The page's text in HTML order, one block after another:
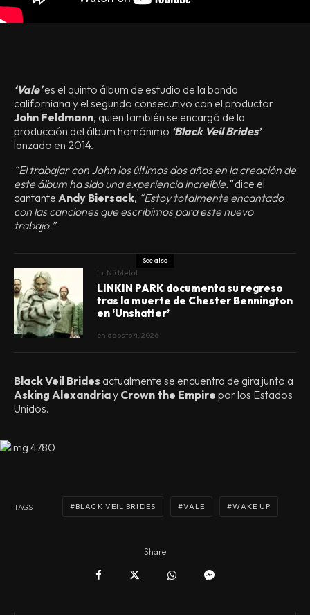
‘Vale’es el quinto álbum de estudio de la banda
californiana y el segundo consecutivo con el productor
John Feldmann, quien también se encargó de la
producción del álbum homónimo ‘Black Veil Brides’
lanzado en 2014.
“El trabajar con John los últimos dos años en la creación de
este álbum ha sido una experiencia increíble.”dice el
cantante Andy Biersack, “Estoy totalmente encantado
con las canciones que escribimos para este nuevo
trabajo.”
See also
In Nü Metal
LINKIN PARK documenta su regreso
tras la muerte de Chester Bennington
en ‘Unshatter’
en agosto 4, 2026
Black Veil Brides actualmente se encuentra de gira junto a
Asking Alexandriay Crown the Empire por los Estados
Unidos.
TAGS BLACK VEIL BRIDES VALE WAKE UP
Share